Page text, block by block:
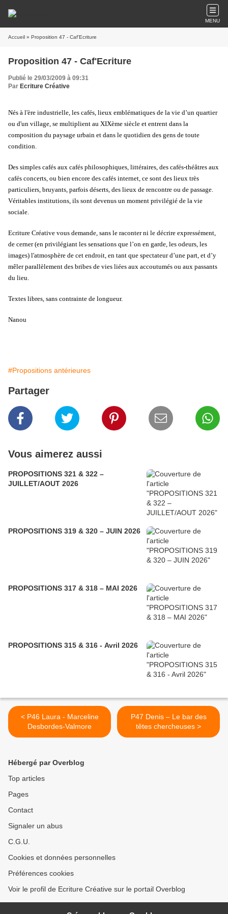
MENU
Accueil » Proposition 47 - Caf'Ecriture
Proposition 47 - Caf'Ecriture
Publié le 29/03/2009 à 09:31
Par Ecriture Créative
Nés à l'ère industrielle, les cafés, lieux emblématiques de la vie d’un quartier
ou d'un village, se multiplient au XIXème siècle et entrent dans la
composition du paysage urbain et dans le quotidien des gens de toute
condition.
Des simples cafés aux cafés philosophiques, littéraires, des cafés-théâtres aux
cafés concerts, ou bien encore des cafés internet, ce sont des lieux très
particuliers, bruyants, parfois déserts, des lieux de rencontre ou de passage.
Véritables institutions, ils sont devenus un moment privilégié de la vie
sociale.
Ecriture Créative vous demande, sans le raconter ni le décrire expressément,
de cerner (en privilégiant les sensations que l’on en garde, les odeurs, les
images) l'atmosphère de cet endroit, en tant que spectateur d’une part, et d’y
mêler parallèlement des bribes de vies liées aux accoutumés ou aux passants
du lieu.
Textes libres, sans contrainte de longueur.
Nanou
#Propositions antérieures
Partager
Vous aimerez aussi
PROPOSITIONS 321 & 322 –
JUILLET/AOUT 2026
PROPOSITIONS 319 & 320 – JUIN 2026
PROPOSITIONS 317 & 318 – MAI 2026
PROPOSITIONS 315 & 316 - Avril 2026
< P46 Laura - Marceline
Desbordes-Valmore
P47 Denis – Le bar des
têtes chercheuses >
Hébergé par Overblog
Top articles
Pages
Contact
Signaler un abus
C.G.U.
Cookies et données personnelles
Préférences cookies
Voir le profil de Ecriture Créative sur le portail Overblog